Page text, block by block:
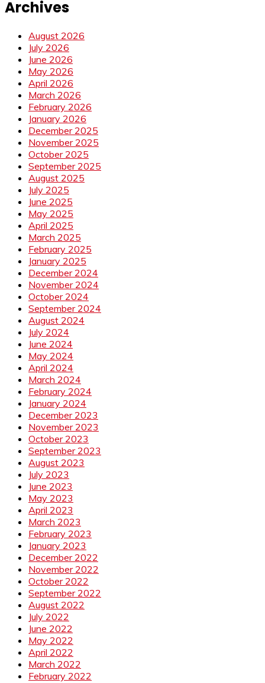
Archives
August 2026
July 2026
June 2026
May 2026
April 2026
March 2026
February 2026
January 2026
December 2025
November 2025
October 2025
September 2025
August 2025
July 2025
June 2025
May 2025
April 2025
March 2025
February 2025
January 2025
December 2024
November 2024
October 2024
September 2024
August 2024
July 2024
June 2024
May 2024
April 2024
March 2024
February 2024
January 2024
December 2023
November 2023
October 2023
September 2023
August 2023
July 2023
June 2023
May 2023
April 2023
March 2023
February 2023
January 2023
December 2022
November 2022
October 2022
September 2022
August 2022
July 2022
June 2022
May 2022
April 2022
March 2022
February 2022